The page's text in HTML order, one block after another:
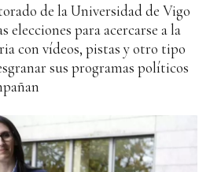
de la Universidad de Vigo
elecciones para acercarse a la
con vídeos, pistas y otro tipo
sus programas políticos